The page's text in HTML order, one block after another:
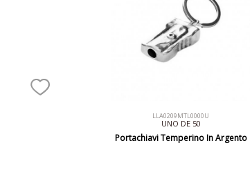
LLA0209MTL0000U
UNO DE 50
Portachiavi Temperino In Argento